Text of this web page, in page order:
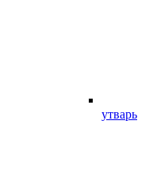
утварь